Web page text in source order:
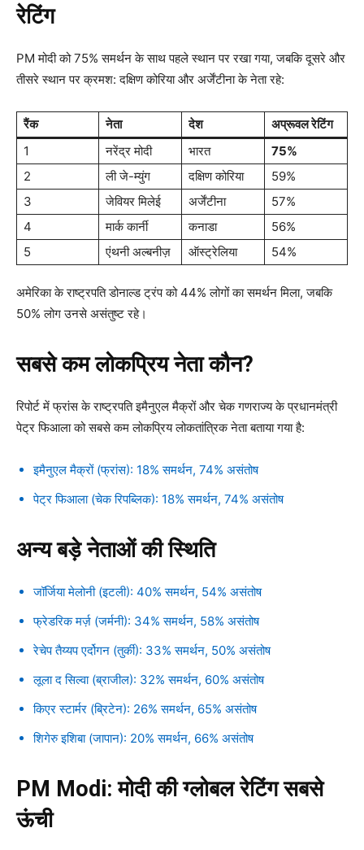
रेटिंग
PM मोदी को 75% समर्थन के साथ पहले स्थान पर रखा गया, जबकि दूसरे और
तीसरे स्थान पर क्रमश: दक्षिण कोरिया और अर्जेंटीना के नेता रहे:
रैंक नेता देश
अप्रूवल रेटिंग
1
नरेंद्र मोदी भारत
75%
2
ली जे-म्युंग दक्षिण कोरिया
59%
3
जेवियर मिलेई अर्जेंटीना
57%
4
मार्क कार्नी कनाडा
56%
5
एंथनी अल्बनीज़ ऑस्ट्रेलिया 54%
अमेरिका के राष्ट्रपति डोनाल्ड ट्रंप को 44% लोगों का समर्थन मिला, जबकि
50% लोग उनसे असंतुष्ट रहे।
सबसे कम लोकप्रिय नेता कौन?
रिपोर्ट में फ्रांस के राष्ट्रपति इमैनुएल मैक्रों और चेक गणराज्य के प्रधानमंत्री
पेट्र फिआला को सबसे कम लोकप्रिय लोकतांत्रिक नेता बताया गया है:
इमैनुएल मैक्रों (फ्रांस): 18% समर्थन, 74% असंतोष
पेट्र फिआला (चेक रिपब्लिक): 18% समर्थन, 74% असंतोष
अन्य बड़े नेताओं की स्थिति
जॉर्जिया मेलोनी (इटली): 40% समर्थन, 54% असंतोष
फ्रेडरिक मर्ज़ (जर्मनी): 34% समर्थन, 58% असंतोष
रेचेप तैय्यप एर्दोगन (तुर्की): 33% समर्थन, 50% असंतोष
लूला द सिल्वा (ब्राजील): 32% समर्थन, 60% असंतोष
किएर स्टार्मर (ब्रिटेन): 26% समर्थन, 65% असंतोष
शिगेरु इशिबा (जापान): 20% समर्थन, 66% असंतोष
PM Modi: मोदी की ग्लोबल रेटिंग सबसे
ऊंची